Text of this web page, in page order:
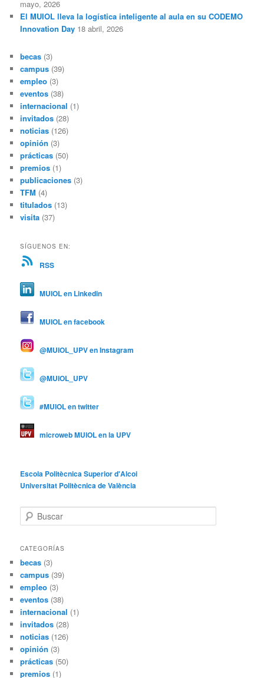
mayo, 2026
El MUIOL lleva la logística inteligente al aula en su CODEMO
Innovation Day 18 abril, 2026
becas (3)
campus (39)
empleo (3)
eventos (38)
internacional (1)
invitados (28)
noticias (126)
opinión (3)
prácticas (50)
premios (1)
publicaciones (3)
TFM (4)
titulados (13)
visita (37)
SÍGUENOS EN:
RSS
MUIOL en Linkedin
MUIOL en facebook
@MUIOL_UPV en Instagram
@MUIOL_UPV
#MUIOL en twitter
microweb MUIOL en la UPV
Escola Politècnica Superior d'Alcoi
Universitat Politècnica de València
u
c
r
CATEGORÍAS
becas (3)
campus (39)
empleo (3)
eventos (38)
internacional (1)
invitados (28)
noticias (126)
opinión (3)
prácticas (50)
premios (1)